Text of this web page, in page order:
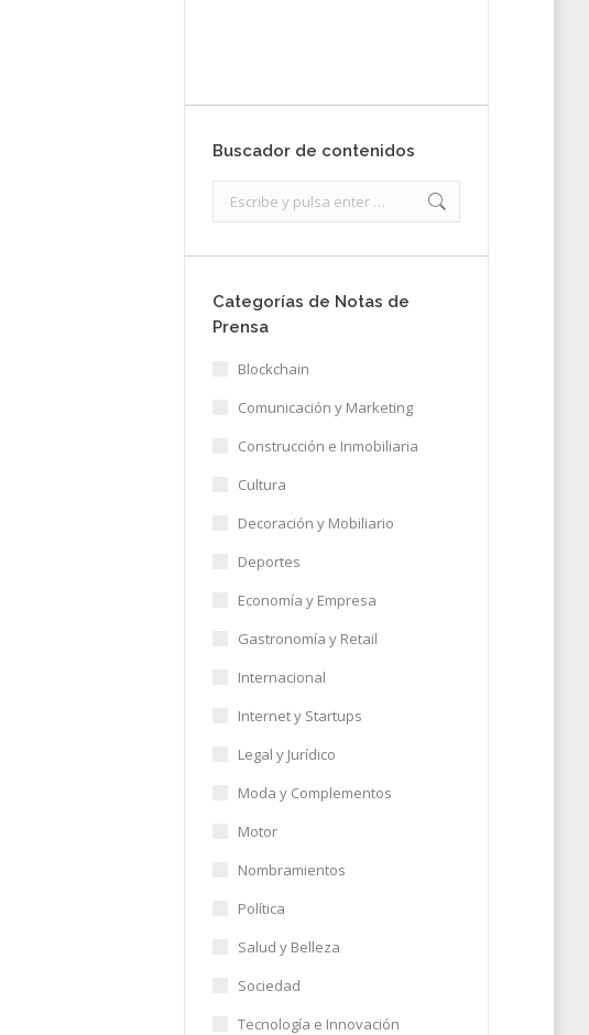
Buscador de contenidos
Categorías de Notas de
Prensa
Blockchain
Comunicación y Marketing
Construcción e Inmobiliaria
Cultura
Decoración y Mobiliario
Deportes
Economía y Empresa
Gastronomía y Retail
Internacional
Internet y Startups
Legal y Jurídico
Moda y Complementos
Motor
Nombramientos
Política
Salud y Belleza
Sociedad
Tecnología e Innovación